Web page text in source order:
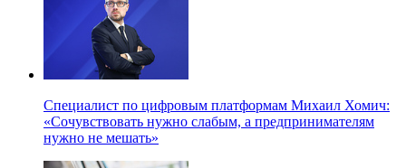
Специалист по цифровым платформам Михаил Хомич:
«Сочувствовать нужно слабым, а предпринимателям
нужно не мешать»